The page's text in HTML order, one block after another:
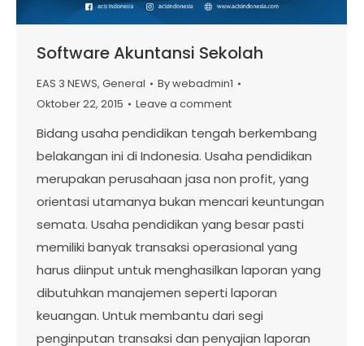
Software Akuntansi Sekolah
EAS 3 NEWS, General Bywebadmin1
Oktober 22, 2015
Leave a comment
Bidang usaha pendidikan tengah berkembang
belakangan ini di Indonesia. Usaha pendidikan
merupakan perusahaan jasa non profit, yang
orientasi utamanya bukan mencari keuntungan
semata. Usaha pendidikan yang besar pasti
memiliki banyak transaksi operasional yang
harus diinput untuk menghasilkan laporan yang
dibutuhkan manajemen seperti laporan
keuangan. Untuk membantu dari segi
penginputan transaksi dan penyajian laporan